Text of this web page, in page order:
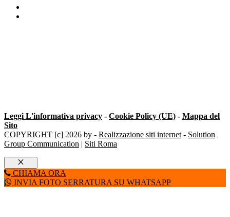
Leggi L'informativa privacy - Cookie Policy (UE) - Mappa del
Sito
COPYRIGHT [c] 2026 by - Realizzazione siti internet- Solution
Group Communication | Siti Roma
Chiudi
CHIAMA ORA
INVIA FOTO SERRATURA SU WHATSAPP